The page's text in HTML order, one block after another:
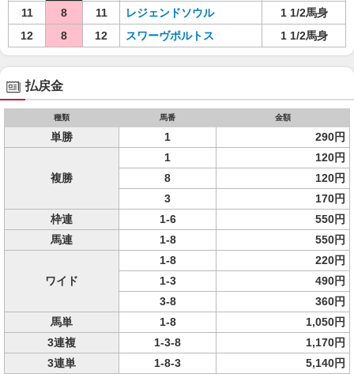
11
8 11 レジェンドソウル
1 1/2馬身
12
8 12 スワーヴポルトス 1 1/2馬身
払戻金
種類 馬番 金額
単勝 1 290円
複勝
1
120円
8
120円
3
170円
枠連
1-6
550円
馬連
1-8 550円
ワイド
1-8
220円
1-3
490円
3-8
360円
馬単
1-8
1,050円
3連複
1-3-8
1,170円
3連単
1-8-3 5,140円